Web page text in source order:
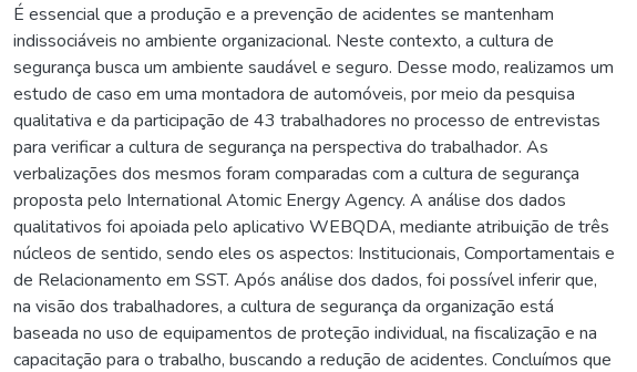
É essencial que a produção e a prevenção de acidentes se mantenham
indissociáveis no ambiente organizacional. Neste contexto, a cultura de
segurança busca um ambiente saudável e seguro. Desse modo, realizamos um
estudo de caso em uma montadora de automóveis, por meio da pesquisa
qualitativa e da participação de 43 trabalhadores no processo de entrevistas
para verificar a cultura de segurança na perspectiva do trabalhador. As
verbalizações dos mesmos foram comparadas com a cultura de segurança
proposta pelo International Atomic Energy Agency. A análise dos dados
qualitativos foi apoiada pelo aplicativo WEBQDA, mediante atribuição de três
núcleos de sentido, sendo eles os aspectos: Institucionais, Comportamentais e
de Relacionamento em SST. Após análise dos dados, foi possível inferir que,
na visão dos trabalhadores, a cultura de segurança da organização está
baseada no uso de equipamentos de proteção individual, na fiscalização e na
capacitação para o trabalho, buscando a redução de acidentes. Concluímos que